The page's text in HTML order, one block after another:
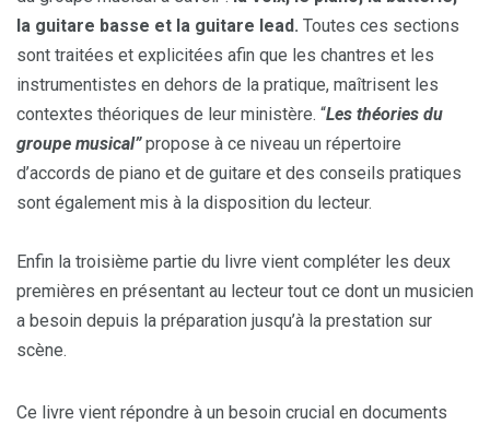
la guitare basse et la guitare lead. Toutes ces sections
sont traitées et explicitées afin que les chantres et les
instrumentistes en dehors de la pratique, maîtrisent les
contextes théoriques de leur ministère. “Les théories du
groupe musical”propose à ce niveau un répertoire
d’accords de piano et de guitare et des conseils pratiques
sont également mis à la disposition du lecteur.
Enfin la troisième partie du livre vient compléter les deux
premières en présentant au lecteur tout ce dont un musicien
a besoin depuis la préparation jusqu’à la prestation sur
scène.
Ce livre vient répondre à un besoin crucial en documents